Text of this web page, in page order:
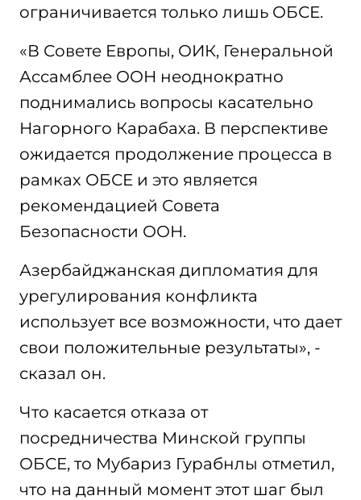
ограничивается только лишь ОБСЕ.
«В Совете Европы, ОИК, Генеральной
Ассамблее ООН неоднократно
поднимались вопросы касательно
Нагорного Карабаха. В перспективе
ожидается продолжение процесса в
рамках ОБСЕ и это является
рекомендацией Совета
Безопасности ООН.
Азербайджанская дипломатия для
урегулирования конфликта
использует все возможности, что дает
свои положительные результаты», -
сказал он.
Что касается отказа от
посредничества Минской группы
ОБСЕ, то Мубариз Гурабнлы отметил,
что на данный момент этот шаг был